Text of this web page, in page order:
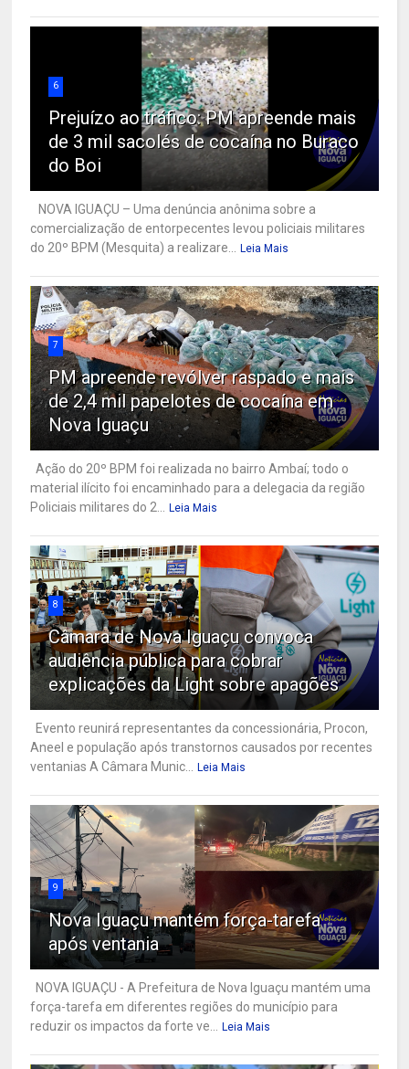
6
Prejuízo ao tráfico: PM apreende mais
de 3 mil sacolés de cocaína no Buraco
do Boi
NOVA IGUAÇU – Uma denúncia anônima sobre a
comercialização de entorpecentes levou policiais militares
do 20º BPM (Mesquita) a realizare...
Leia Mais
7
PM apreende revólver raspado e mais
de 2,4 mil papelotes de cocaína em
Nova Iguaçu
Ação do 20º BPM foi realizada no bairro Ambaí; todo o
material ilícito foi encaminhado para a delegacia da região
Policiais militares do 2...
Leia Mais
8
Câmara de Nova Iguaçu convoca
audiência pública para cobrar
explicações da Light sobre apagões
Evento reunirá representantes da concessionária, Procon,
Aneel e população após transtornos causados por recentes
ventanias A Câmara Munic...
Leia Mais
9
Nova Iguaçu mantém força-tarefa
após ventania
NOVA IGUAÇU - A Prefeitura de Nova Iguaçu mantém uma
força-tarefa em diferentes regiões do município para
reduzir os impactos da forte ve...
Leia Mais